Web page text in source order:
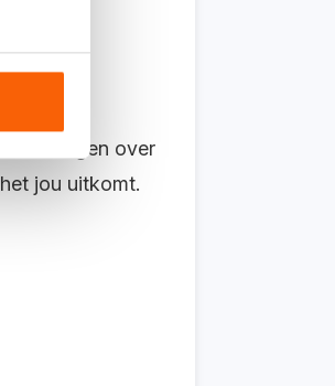
vragen over
jou uitkomt.